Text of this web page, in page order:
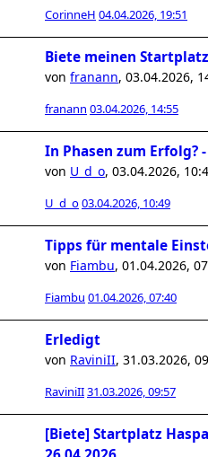
CorinneH 04.04.2026, 19:51
Biete meinen
von franann, 03.04.2026,
franann 03.04.2026, 14:55
In Phasen zum Erfolg?
von U_d_o, 03.04.2026,
U_d_o03.04.2026, 10:49
Tipps für mentale
von Fiambu, 01.04.2026,
Fiambu 01.04.2026, 07:40
Erledigt
von RaviniII, 31.03.2026,
RaviniII31.03.2026, 09:57
[Biete] Startplatz